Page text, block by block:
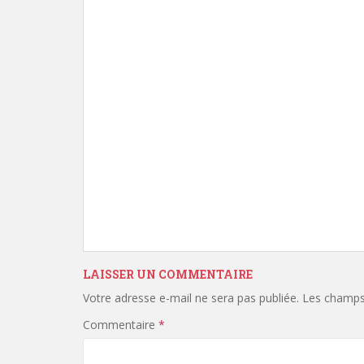
LAISSER UN COMMENTAIRE
Votre adresse e-mail ne sera pas publiée. Les
Commentaire *